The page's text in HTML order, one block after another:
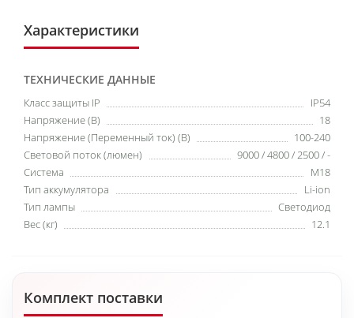
Характеристики
ТЕХНИЧЕСКИЕ ДАННЫЕ
Класс защиты IP
IP54
Напряжение (В)
18
Напряжение (Переменный ток) (В)
100-240
Световой поток (люмен)
9000 / 4800 / 2500 / -
Система
M18
Тип аккумулятора
Li-ion
Тип лампы
Светодиод
Вес (кг)
12.1
Комплект поставки